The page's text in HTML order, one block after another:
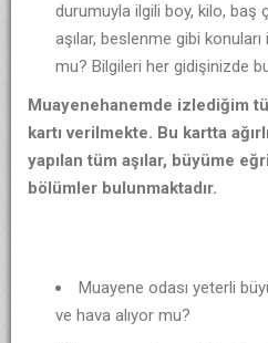
durumuyla ilgili boy, kilo, baş
aşılar, beslenme gibi
mu? Bilgileri her gidişinizde
Muayenehanemde izlediğim
kartı verilmekte. Bu kartta
yapılan tüm aşılar, büyüme
bölümler bulunmaktadır.
Muayene odası yeterli
ve hava alıyor mu?